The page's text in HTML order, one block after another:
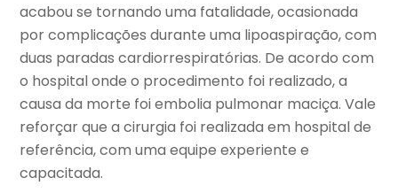
acabou se tornando uma fatalidade, ocasionada
por complicações durante uma lipoaspiração, com
duas paradas cardiorrespiratórias. De acordo com
o hospital onde o procedimento foi realizado, a
causa da morte foi embolia pulmonar maciça. Vale
reforçar que a cirurgia foi realizada em hospital de
referência, com uma equipe experiente e
capacitada.